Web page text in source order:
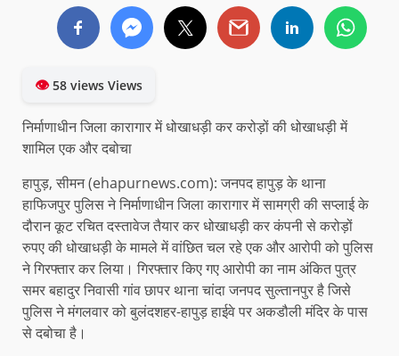
👁58 views Views
निर्माणाधीन जिला कारागार में धोखाधड़ी कर करोड़ों की धोखाधड़ी में
शामिल एक और दबोचा
हापुड़, सीमन (ehapurnews.com): जनपद हापुड़ के थाना
हाफिजपुर पुलिस ने निर्माणाधीन जिला कारागार में सामग्री की सप्लाई के
दौरान कूट रचित दस्तावेज तैयार कर धोखाधड़ी कर कंपनी से करोड़ों
रुपए की धोखाधड़ी के मामले में वांछित चल रहे एक और आरोपी को पुलिस
ने गिरफ्तार कर लिया। गिरफ्तार किए गए आरोपी का नाम अंकित पुत्र
समर बहादुर निवासी गांव छापर थाना चांदा जनपद सुल्तानपुर है जिसे
पुलिस ने मंगलवार को बुलंदशहर-हापुड़ हाईवे पर अकडौली मंदिर के पास
से दबोचा है।